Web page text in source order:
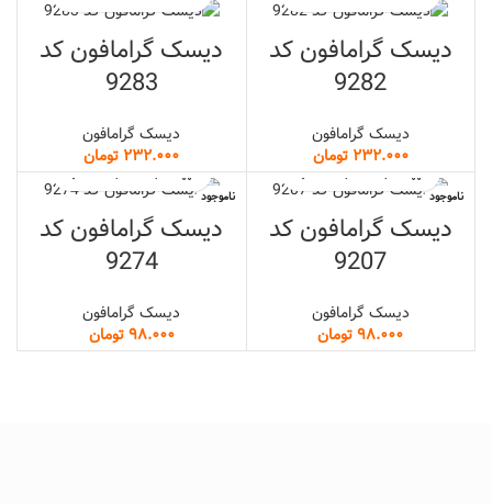
دیسک گرامافون کد
9282
دیسک گرامافون
تومان
دیسک گرامافون کد
9283
دیسک گرامافون
تومان
ناموجود
دیسک گرامافون کد
9207
دیسک گرامافون
تومان
ناموجود
دیسک گرامافون کد
9274
دیسک گرامافون
تومان